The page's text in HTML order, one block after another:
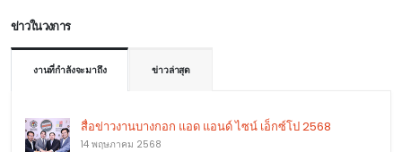
ข่าวในวงการ
งานที่กำลังจะมาถึง ข่าวล่าสุด
สื่อข่าวงานบางกอก แอด แอนด์ ไซน์ เอ็กซ์โป 2568
14 พฤษภาคม 2568